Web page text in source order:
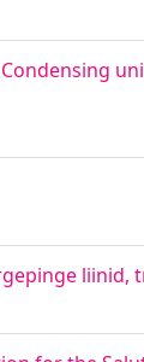
liinid,